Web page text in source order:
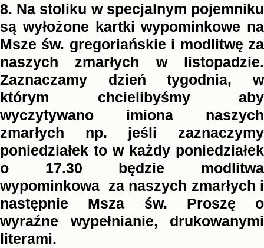
8. Na stoliku w specjalnym pojemniku
są wyłożone kartki wypominkowe na
Msze św. gregoriańskie i modlitwę za
naszych zmarłych w listopadzie.
Zaznaczamy dzień tygodnia, w
którym chcielibyśmy aby
wyczytywano imiona naszych
zmarłych np. jeśli zaznaczymy
poniedziałek to w każdy poniedziałek
o 17.30 będzie modlitwa
wypominkowa za naszych zmarłych i
następnie Msza św. Proszę o
wyraźne wypełnianie, drukowanymi
literami.